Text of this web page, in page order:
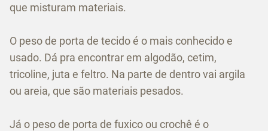
que misturam materiais.
O peso de porta de tecido é o mais conhecido e
usado. Dá pra encontrar em algodão, cetim,
tricoline, juta e feltro. Na parte de dentro vai argila
ou areia, que são materiais pesados.
Já o peso de porta de fuxico ou crochê é o